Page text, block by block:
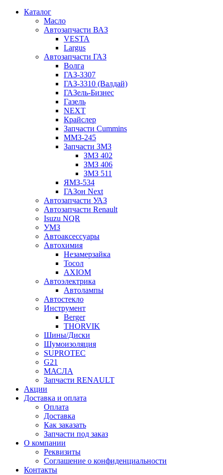
Каталог
Масло
Автозапчасти ВАЗ
VESTA
Largus
Автозапчасти ГАЗ
Волга
ГАЗ-3307
ГАЗ-3310 (Валдай)
ГАЗель-Бизнес
Газель
NEXT
Крайслер
Запчасти Cummins
ММЗ-245
Запчасти ЗМЗ
ЗМЗ 402
ЗМЗ 406
ЗМЗ 511
ЯМЗ-534
ГАЗон Next
Автозапчасти УАЗ
Автозапчасти Renault
Isuzu NQR
УМЗ
Автоаксессуары
Автохимия
Незамерзайка
Тосол
AXIOM
Автоэлектрика
Автолампы
Автостекло
Инструмент
Berger
THORVIK
Шины/Диски
Шумоизоляция
SUPROTEC
G21
МАСЛА
Запчасти RENAULT
Акции
Доставка и оплата
Оплата
Доставка
Как заказать
Запчасти под заказ
О компании
Реквизиты
Соглашение о конфиденциальности
Контакты